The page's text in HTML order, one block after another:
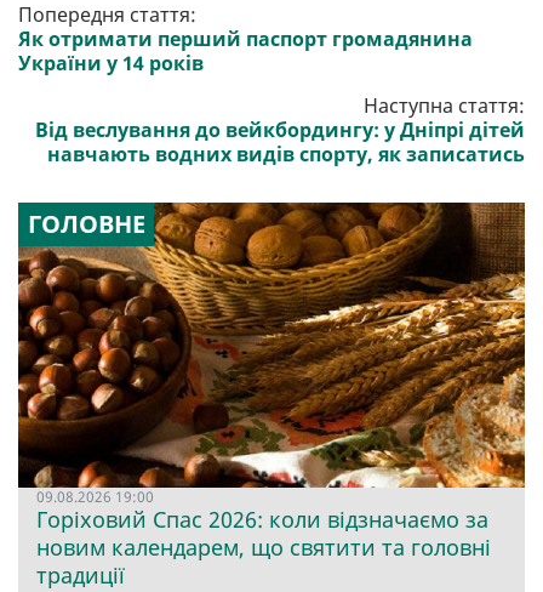
Попередня стаття:
Як отримати перший паспорт громадянина
України у 14 років
Наступна стаття:
Від веслування до вейкбордингу: у Дніпрі дітей
навчають водних видів спорту, як записатись
ГОЛОВНЕ
09.08.2026 19:00
Горіховий Спас 2026: коли відзначаємо за
новим календарем, що святити та головні
традиції